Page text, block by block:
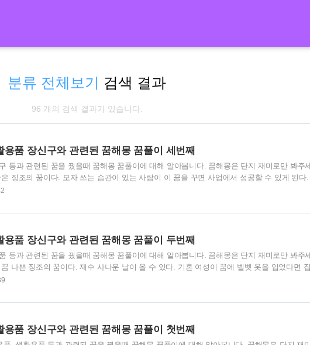
분류 전체보기 검색 결과
96 개의 검색 결과가 있습니다.
용품 장신구와 관련된 꿈해몽 꿈풀이 세번째
등과 관련된 꿈을 꿨을때 꿈해몽 꿈풀이에 대해 알아봅니다. 꿈해몽은 단지 재미로만 봐주
징조의 꿈이다. 모자 쓰는 습관이 있는 사람이 이 꿈을 꾸면 사업에서 성공할 수 있게 된다.
이 없는 사람이 꿈에 모자를 샀다면 이는 생활이 무계획적이고 돈을 헤프게 쓸 수 있다. 떨어
자를 벗는 꿈 나쁜 징조의 꿈이다. 당신이 배은망덕한 일을 하게 된다. 모자가 불에 타는 꿈
이다. 중병으로 누워 앓다가 세상을 뜨게 된다. 새 신을 본 꿈 좋은 징조의 꿈이다. 새로운 친
신발을 ..
용품 장신구와 관련된 꿈해몽 꿈풀이 두번째
등과 관련된 꿈을 꿨을때 꿈해몽 꿈풀이에 대해 알아봅니다. 꿈해몽은 단지 재미로만 봐주
나쁜 징조의 꿈이다. 재수 사나운 날이 올 수 있다. 기혼 여성이 꿈에 벨벳 옷을 입었다면
걸리게 된다. 미혼 여성이 꿈에 벨벳 옷을 입었다면 그녀는 질질 끌다가 시집을 못 가게 된다
길에 여러 가지 곤란한 상황에 부딪치게 된다. 환자가 이 꿈을 꾸면 장기간 병으로 누워 있
꿈 좋은 징조의 꿈이다. 집에 혼사가 생긴다. 털실로 짠 재킷을 입은 꿈 불길한 징조의 꿈이
다. 가죽 잠바..
용품 장신구와 관련된 꿈해몽 꿈풀이 첫번째